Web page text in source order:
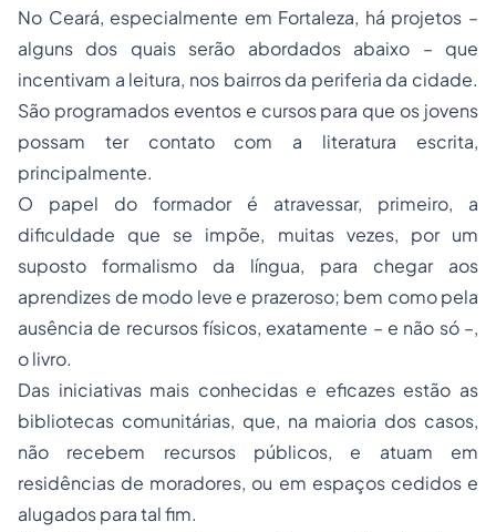
No Ceará, especialmente em Fortaleza, há projetos –
alguns dos quais serão abordados abaixo – que
incentivam a leitura, nos bairros da periferia da cidade.
São programados eventos e cursos para que os jovens
possam ter contato com a literatura escrita,
principalmente.
O papel do formador é atravessar, primeiro, a
dificuldade que se impõe, muitas vezes, por um
suposto formalismo da língua, para chegar aos
aprendizes de modo leve e prazeroso; bem como pela
ausência de recursos físicos, exatamente – e não só –,
o livro.
Das iniciativas mais conhecidas e eficazes estão as
bibliotecas comunitárias, que, na maioria dos casos,
não recebem recursos públicos, e atuam em
residências de moradores, ou em espaços cedidos e
alugados para tal fim.